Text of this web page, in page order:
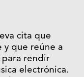
cita que
y que reúne a
para rendir
electrónica.